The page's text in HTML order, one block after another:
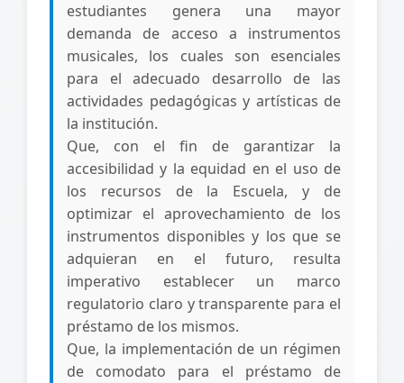
estudiantes genera una mayor
demanda de acceso a instrumentos
musicales, los cuales son esenciales
para el adecuado desarrollo de las
actividades pedagógicas y artísticas de
la institución.
Que, con el fin de garantizar la
accesibilidad y la equidad en el uso de
los recursos de la Escuela, y de
optimizar el aprovechamiento de los
instrumentos disponibles y los que se
adquieran en el futuro, resulta
imperativo establecer un marco
regulatorio claro y transparente para el
préstamo de los mismos.
Que, la implementación de un régimen
de comodato para el préstamo de